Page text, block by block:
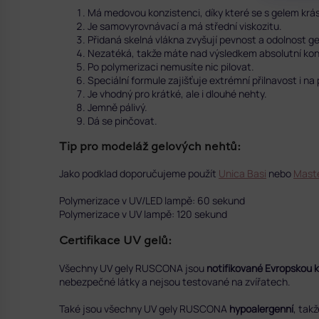
Má medovou konzistenci, díky které se s gelem
Je samovyrovnávací a má střední viskozitu.
Přidaná skelná vlákna zvyšují pevnost a odolnost
Nezatéká, takže máte nad výsledkem absolutní
Po polymerizaci nemusíte nic pilovat.
Speciální formule zajišťuje extrémní přilnavost i
Je vhodný pro krátké, ale i dlouhé nehty.
Jemně pálivý.
Dá se pinčovat.
Tip pro modeláž gelových nehtů:
Jako podklad doporučujeme použít Unica Basi nebo
Polymerizace v UV/LED lampě: 60 sekund
Polymerizace v UV lampě: 120 sekund
Certifikace UV gelů:
Všechny UV gely RUSCONA jsou notifikované Evropskou
nebezpečné látky a nejsou testované na zvířatech.
Také jsou všechny UV gely RUSCONA hypoalergenní,